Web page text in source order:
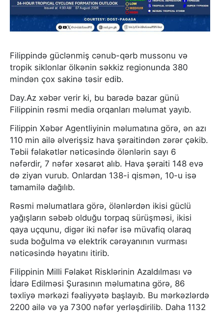
Filippində güclənmiş cənub-qərb mussonu və
tropik siklonlar ölkənin səkkiz regionunda 380
mindən çox sakinə təsir edib.
Day.Az xəbər verir ki, bu barədə bazar günü
Filippinin rəsmi media orqanları məlumat yayıb.
Filippin Xəbər Agentliyinin məlumatına görə, ən azı
110 min ailə əlverişsiz hava şəraitindən zərər çəkib.
Təbii fəlakətlər nəticəsində ölənlərin sayı 6
nəfərdir, 7 nəfər xəsarət alıb. Hava şəraiti 148 evə
də ziyan vurub. Onlardan 138-i qismən, 10-u isə
tamamilə dağılıb.
Rəsmi məlumatlara görə, ölənlərdən ikisi güclü
yağışların səbəb olduğu torpaq sürüşməsi, ikisi
qaya uçqunu, digər iki nəfər isə müvafiq olaraq
suda boğulma və elektrik cərəyanının vurması
nəticəsində həyatını itirib.
Filippinin Milli Fəlakət Risklərinin Azaldılması və
İdarə Edilməsi Şurasının məlumatına görə, 86
təxliyə mərkəzi fəaliyyətə başlayıb. Bu mərkəzlərdə
2200 ailə və ya 7300 nəfər yerləşdirilib. Daha 1132